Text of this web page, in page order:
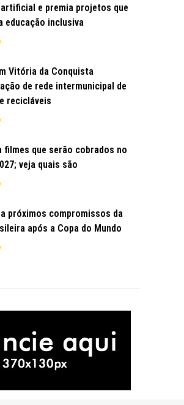
e premia projetos que
educação inclusiva
Vitória da Conquista
de rede intermunicipal de
recicláveis
filmes que serão cobrados no
veja quais são
próximos compromissos da
após a Copa do Mundo